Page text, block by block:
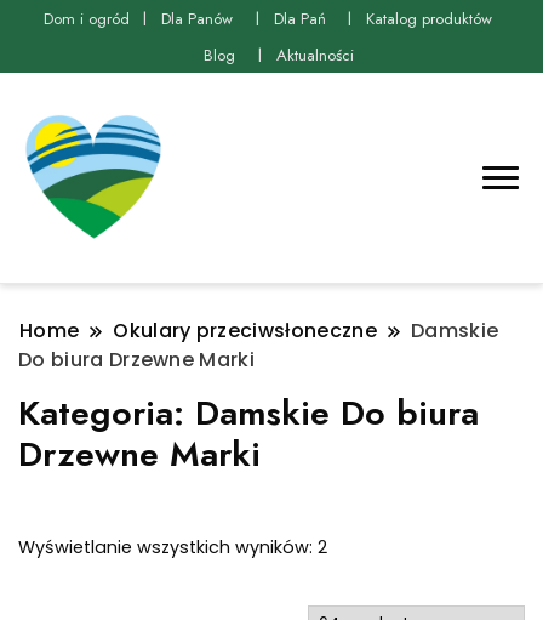
Dom i ogród Dla Panów Dla Pań
Katalog produktów
Blog
Aktualności
Home Okulary przeciwsłoneczne
Damskie
Do biura Drzewne Marki
Kategoria: Damskie Do biura
Drzewne Marki
Wyświetlanie wszystkich wyników: 2Posortowane
najnowszych